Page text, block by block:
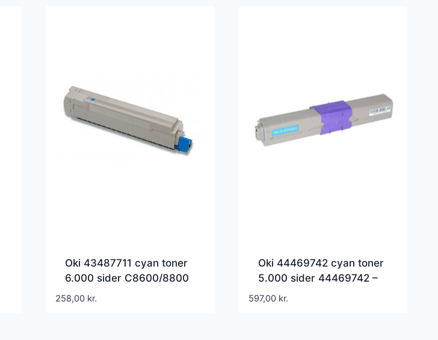
Oki 43487711 cyan toner
6.000 sider C8600/8800
– Kompatibel
258,00 kr.
Oki 44469742 cyan toner
5.000 sider 44469742 –
Kompatibel
597,00 kr.